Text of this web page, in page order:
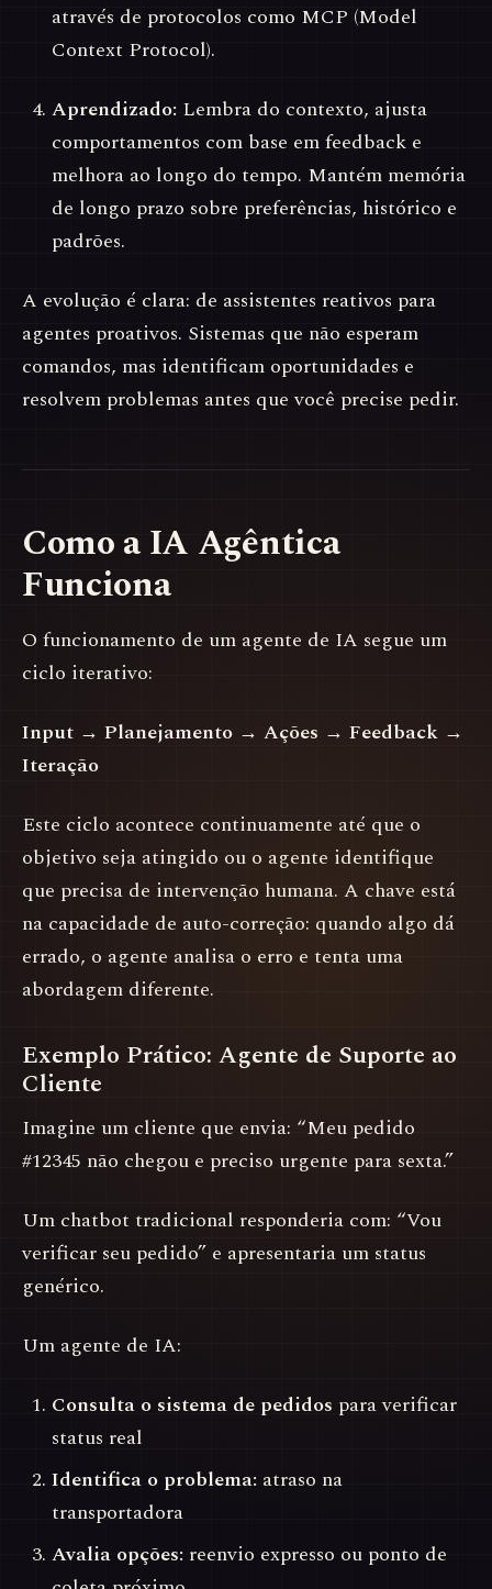
através de protocolos como MCP (Model
Context Protocol).
Aprendizado: Lembra do contexto, ajusta
comportamentos com base em feedback e
melhora ao longo do tempo. Mantém memória
de longo prazo sobre preferências, histórico e
padrões.
A evolução é clara: de assistentes reativos para
agentes proativos. Sistemas que não esperam
comandos, mas identificam oportunidades e
resolvem problemas antes que você precise pedir.
Como a IA Agêntica
Funciona
O funcionamento de um agente de IA segue um
ciclo iterativo:
Input → Planejamento → Ações → Feedback →
Iteração
Este ciclo acontece continuamente até que o
objetivo seja atingido ou o agente identifique
que precisa de intervenção humana. A chave está
na capacidade de auto-correção: quando algo dá
errado, o agente analisa o erro e tenta uma
abordagem diferente.
Exemplo Prático: Agente de Suporte ao
Cliente
Imagine um cliente que envia: “Meu pedido
#12345 não chegou e preciso urgente para sexta.”
Um chatbot tradicional responderia com: “Vou
verificar seu pedido” e apresentaria um status
genérico.
Um agente de IA:
Consulta o sistema de pedidos para verificar
status real
Identifica o problema: atraso na
transportadora
Avalia opções: reenvio expresso ou ponto de